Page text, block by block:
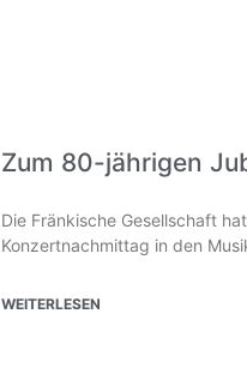
Zum 80-jährigen
Die Fränkische Gesellschaft
Konzertnachmittag in den
WEITERLESEN